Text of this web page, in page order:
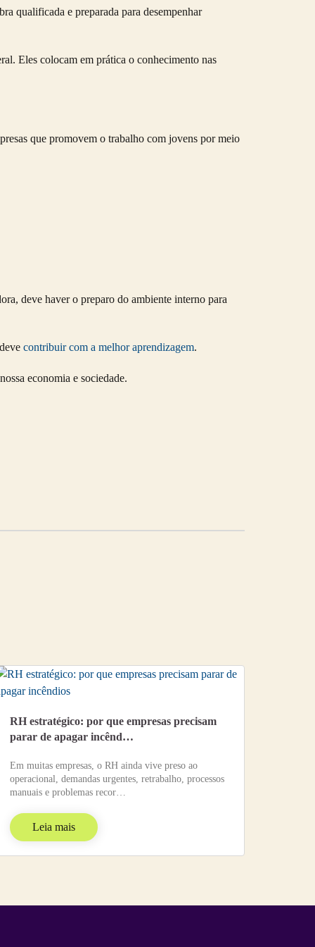
qualificada e preparada para desempenhar
Eles colocam em prática o conhecimento nas
que promovem o trabalho com jovens por meio
deve haver o preparo do ambiente interno para
contribuir com a melhor aprendizagem.
economia e sociedade.
RH estratégico: por que empresas precisam
parar de apagar incênd…
Em muitas empresas, o RH ainda vive preso ao
operacional, demandas urgentes, retrabalho, processos
manuais e problemas recor…
Leia mais